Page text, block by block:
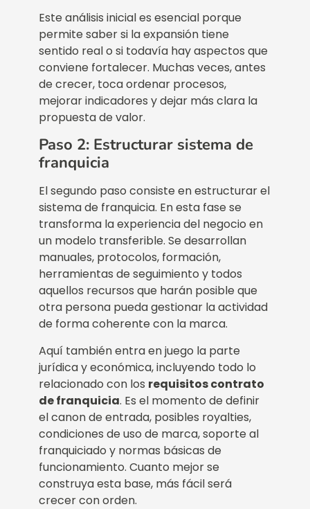
Este análisis inicial es esencial porque
permite saber si la expansión tiene
sentido real o si todavía hay aspectos que
conviene fortalecer. Muchas veces, antes
de crecer, toca ordenar procesos,
mejorar indicadores y dejar más clara la
propuesta de valor.
Paso 2: Estructurar sistema de
franquicia
El segundo paso consiste en estructurar el
sistema de franquicia. En esta fase se
transforma la experiencia del negocio en
un modelo transferible. Se desarrollan
manuales, protocolos, formación,
herramientas de seguimiento y todos
aquellos recursos que harán posible que
otra persona pueda gestionar la actividad
de forma coherente con la marca.
Aquí también entra en juego la parte
jurídica y económica, incluyendo todo lo
relacionado con los requisitos contrato
de franquicia. Es el momento de definir
el canon de entrada, posibles royalties,
condiciones de uso de marca, soporte al
franquiciado y normas básicas de
funcionamiento. Cuanto mejor se
construya esta base, más fácil será
crecer con orden.